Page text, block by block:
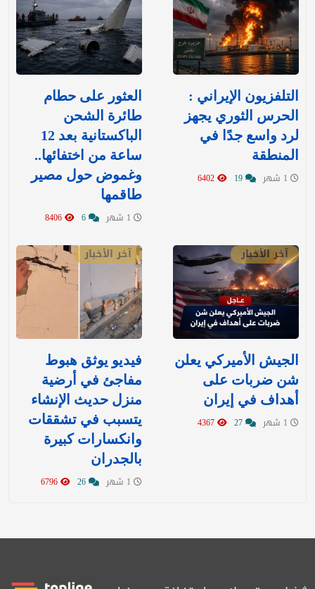
التلفزيون الإيراني :
الحرس الثوري يجهز
لرد واسع جدًا في
المنطقة
العثور على حطام
طائرة الشحن
الباكستانية بعد 12
ساعة من اختفائها..
وغموض حول مصير
طاقمها
آخر الأخبار
‏الجيش الأميركي يعلن
شن ضربات على
أهداف في إيران
آخر الأخبار
فيديو يوثق هبوط
مفاجئ في أرضية
منزل حديث الإنشاء
يتسبب في تشققات
وانكسارات كبيرة
بالجدران